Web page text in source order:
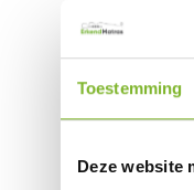
Toestemming
Deze website